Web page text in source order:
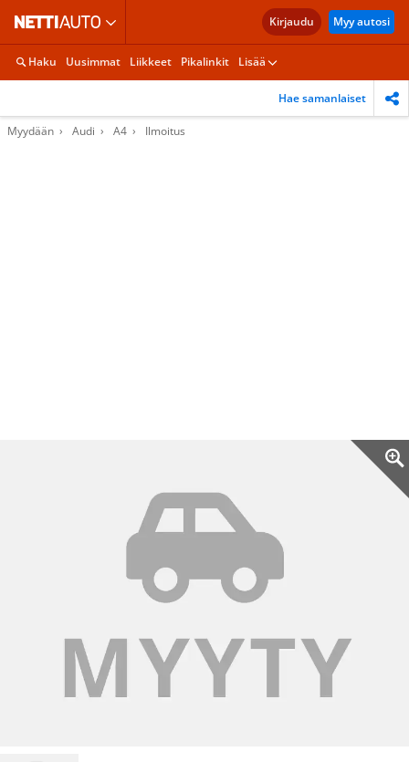
Kirjaudu Myy autosi
Haku Uusimmat Liikkeet Pikalinkit Lisää
Hae samanlaiset
Myydään Audi A4 Ilmoitus